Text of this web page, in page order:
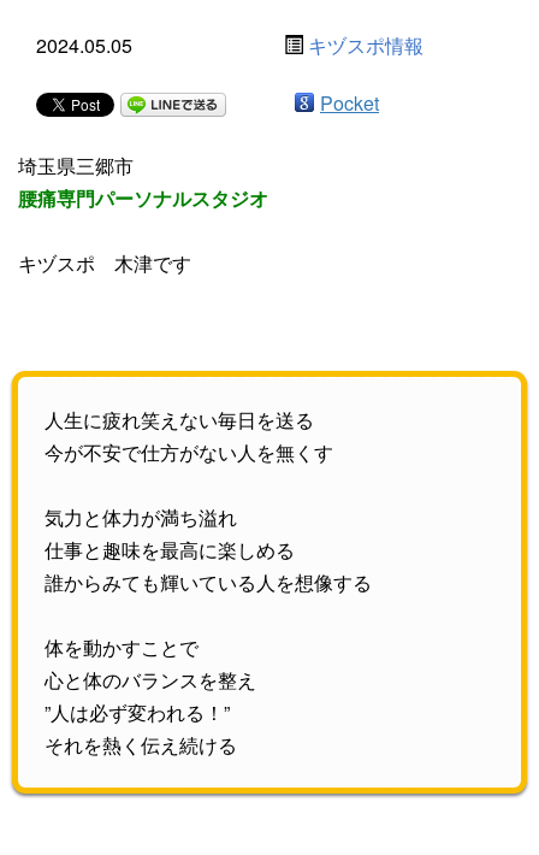
2024.05.05 キヅスポ情報
Pocket
埼玉県三郷市
腰痛専門パーソナルスタジオ
キヅスポ 木津です
人生に疲れ笑えない毎日を送る
今が不安で仕方がない人を無くす
気力と体力が満ち溢れ
仕事と趣味を最高に楽しめる
誰からみても輝いている人を想像する
体を動かすことで
心と体のバランスを整え
”人は必ず変われる！”
それを熱く伝え続ける